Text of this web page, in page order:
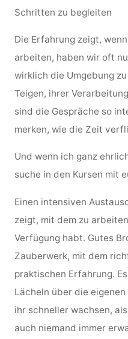
Schritten zu begleiten
Die Erfahrung zeigt,
arbeiten, haben wir oft
wirklich die Umgebung
Teigen, ihrer
sind die Gespräche so
merken, wie die Zeit
Und wenn ich ganz
suche in den Kursen mit
Einen intensiven
zeigt, mit dem zu
Verfügung habt. Gutes
Zauberwerk, mit dem
praktischen Erfahrung.
Lächeln über die
ihr schneller wachsen,
auch niemand immer